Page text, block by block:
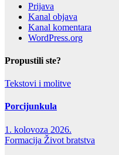
Prijava
Kanal objava
Kanal komentara
WordPress.org
Propustili ste?
Tekstovi i molitve
Porcijunkula
1. kolovoza 2026.
Formacija Život bratstva